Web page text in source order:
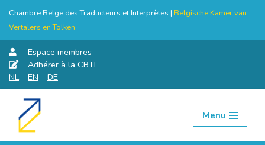
Chambre Belge des Traducteurs et Interprètes | Belgische Kamer van
Vertalers en Tolken
Espace membres
Adhérer à la CBTI
NL
EN DE
Aller
Menu